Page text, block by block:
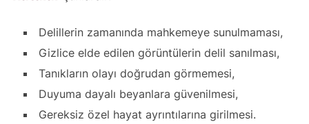
Delillerin zamanında mahkemeye sunulmaması,
Gizlice elde edilen görüntülerin delil sanılması,
Tanıkların olayı doğrudan görmemesi,
Duyuma dayalı beyanlara güvenilmesi,
Gereksiz özel hayat ayrıntılarına girilmesi.